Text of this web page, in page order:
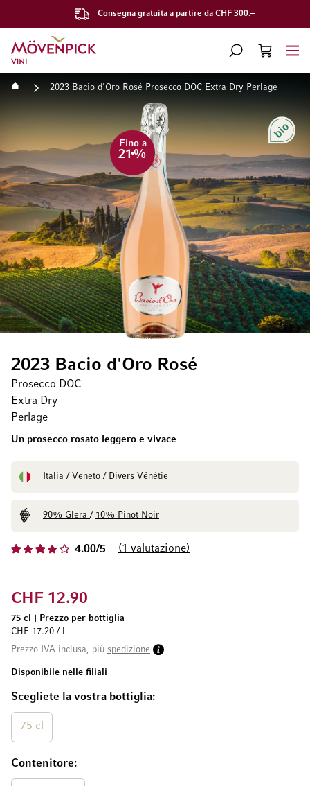
Consegna gratuita a partire da CHF 300.–
Vai alla Home Page
CERCA
CART
Home 2023 Bacio d'Oro Rosé Prosecco DOC Extra Dry Perlage
4.00/5 1 valutazione
Bio
Fino a
21%
2023 Bacio d'Oro Rosé
Prosecco DOC
Extra Dry
Perlage
Un prosecco rosato leggero e vivace
Italia / Veneto / Divers Vénétie
90% Glera/ 10% Pinot Noir
Scegliete la vostra bottiglia
75 cl
Contenitore
CHF 12.90
75 cl
Prezzo per bottiglia
CHF 17.20 / l
Prezzo IVA inclusa, più spedizione
Disponibile nelle filiali
Vai alla fine della galleria di immagini